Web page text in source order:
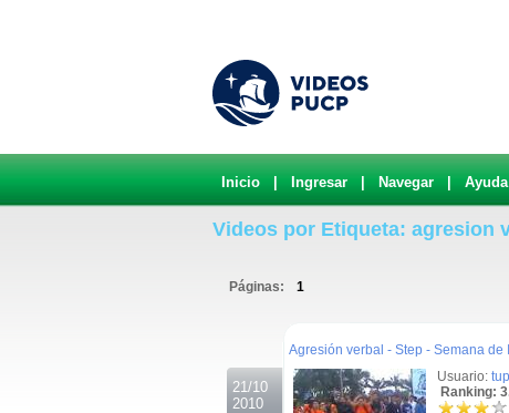
Inicio Ingresar Navegar Ayuda
Videos por Etiqueta: agresion
Páginas: 1
21/10
2010
Agresión verbal - Step - Semana
Usuario:
Ranking: